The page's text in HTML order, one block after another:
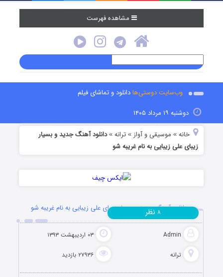
مشاهده فهرست
وب‌سایت دوستی‌هادانلود و تماشای فیلم
دوشنبه ۱۹ مرداد ۱۴۰۵
خانه » موسیقی و آواز »ترانه »دانلود آهنگ جدید و بسیار
زیبای علی زیبایی به نام غریبه شو
دانلود آهنگ جدید و بسیار زیبای علی زیبایی به نام غریبه شو
Admin ۰۳ اردیبهشت ۱۳۹۳
ترانه ۲۷۹۳۶ بازدید
۸ نظر